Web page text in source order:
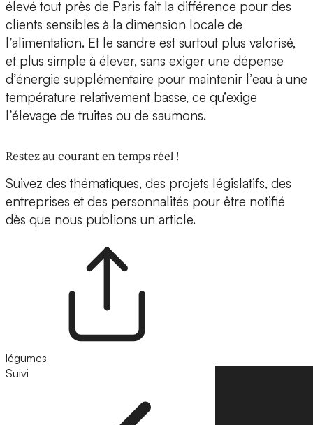
élevé tout près de Paris fait la différence pour des
clients sensibles à la dimension locale de
l’alimentation. Et le sandre est surtout plus valorisé,
et plus simple à élever, sans exiger une dépense
d’énergie supplémentaire pour maintenir l’eau à une
température relativement basse, ce qu’exige
l’élevage de truites ou de saumons.
Restez au courant en temps réel !
Suivez des thématiques, des projets législatifs, des
entreprises et des personnalités pour être notifié
dès que nous publions un article.
légumes
Suivi